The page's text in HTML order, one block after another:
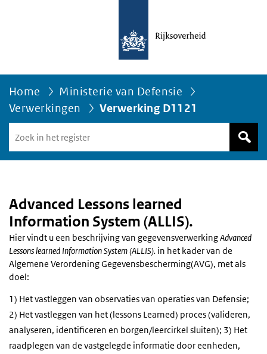
Home
Ministerie van Defensie
Verwerkingen
Verwerking D1121
in
het
Advanced Lessons learned
Information System (ALLIS).
Hier vindt u een beschrijving van gegevensverwerkingAdvanced
Lessons learned Information System (ALLIS). in het kader van de
Algemene Verordening Gegevensbescherming(AVG), met als
doel:
1) Het vastleggen van observaties van operaties van Defensie;
2) Het vastleggen van het (lessons Learned) proces (valideren,
analyseren, identificeren en borgen/leercirkel sluiten); 3) Het
raadplegen van de vastgelegde informatie door eenheden,